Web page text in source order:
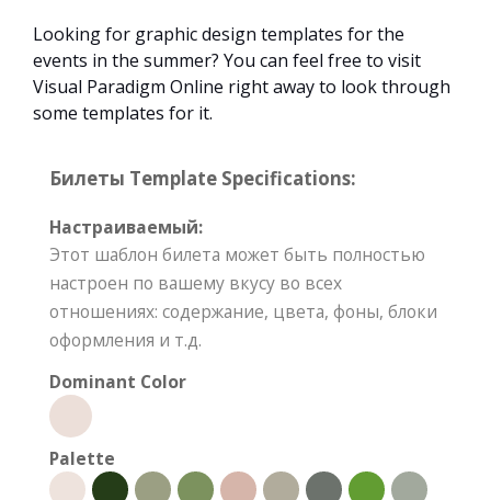
Looking for graphic design templates for the
events in the summer? You can feel free to visit
Visual Paradigm Online right away to look through
some templates for it.
Билеты Template Specifications:
Настраиваемый:
Этот шаблон билета может быть полностью
настроен по вашему вкусу во всех
отношениях: содержание, цвета, фоны, блоки
оформления и т.д.
Dominant Color
Palette